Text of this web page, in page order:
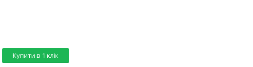
Купити в 1 клік